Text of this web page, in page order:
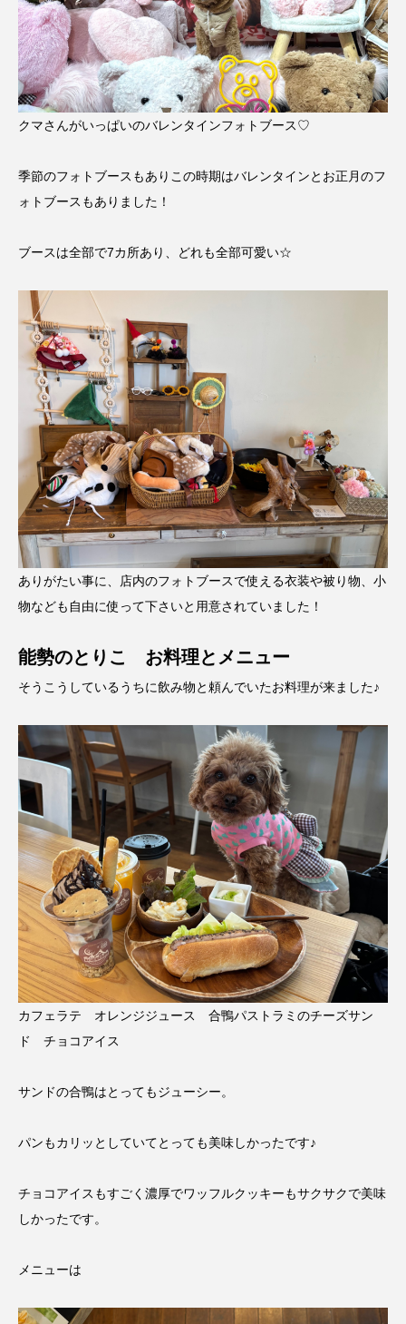
クマさんがいっぱいのバレンタインフォトブース♡
季節のフォトブースもありこの時期はバレンタインとお正月のフ
ォトブースもありました！
ブースは全部で7カ所あり、どれも全部可愛い☆
ありがたい事に、店内のフォトブースで使える衣装や被り物、小
物なども自由に使って下さいと用意されていました！
能勢のとりこ お料理とメニュー
そうこうしているうちに飲み物と頼んでいたお料理が来ました♪
カフェラテ オレンジジュース 合鴨パストラミのチーズサン
ド チョコアイス
サンドの合鴨はとってもジューシー。
パンもカリッとしていてとっても美味しかったです♪
チョコアイスもすごく濃厚でワッフルクッキーもサクサクで美味
しかったです。
メニューは